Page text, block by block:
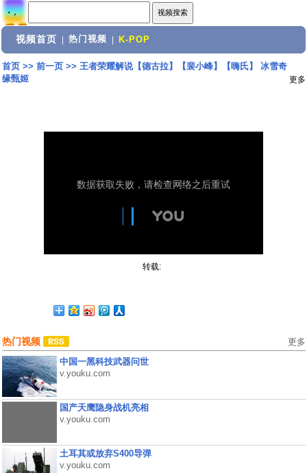
视频首页 热门视频 K-POP
首页>> 前一页>> 王者荣耀解说【德古拉】【裴小峰】【嗨氏】 冰雪奇
缘甄姬
更多
转载:
热门视频 更多
中国一黑科技武器问世
v.youku.com
国产天鹰隐身战机亮相
v.youku.com
土耳其或放弃S400导弹
v.youku.com